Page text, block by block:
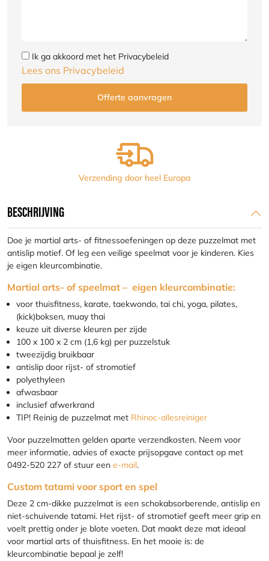
Ik ga akkoord met het Privacybeleid
Lees ons Privacybeleid
Verzending door heel Europa
BESCHRIJVING
Doe je martial arts- of fitnessoefeningen op deze puzzelmat met
antislip motief. Of leg een veilige speelmat voor je kinderen. Kies
je eigen kleurcombinatie.
Martial arts- of speelmat – eigen kleurcombinatie:
voor thuisfitness, karate, taekwondo, tai chi, yoga, pilates,
(kick)boksen, muay thai
keuze uit diverse kleuren per zijde
100 x 100 x 2 cm (1,6 kg) per puzzelstuk
tweezijdig bruikbaar
antislip door rijst- of stromotief
polyethyleen
afwasbaar
inclusief afwerkrand
TIP! Reinig de puzzelmat met Rhinoc-allesreiniger
Voor puzzelmatten gelden aparte verzendkosten. Neem voor
meer informatie, advies of exacte prijsopgave contact op met
0492-520 227 of stuur een e-mail.
Custom tatami voor sport en spel
Deze 2 cm-dikke puzzelmat is een schokabsorberende, antislip en
niet-schuivende tatami. Het rijst- of stromotief geeft meer grip en
voelt prettig onder je blote voeten. Dat maakt deze mat ideaal
voor martial arts of thuisfitness. En het mooie is: de
kleurcombinatie bepaal je zelf!